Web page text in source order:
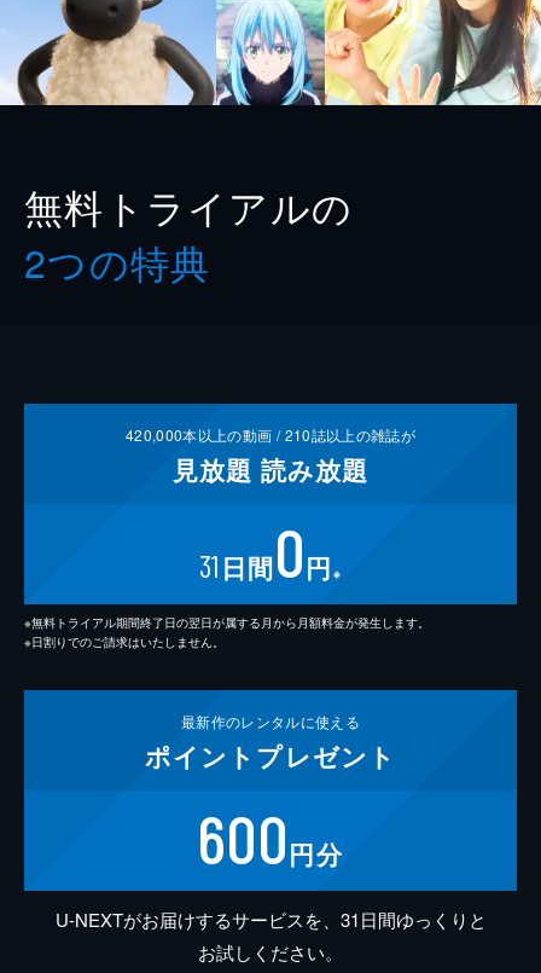
無料トライアルの
2つの特典
420,000本以上の動画 /210誌以上の雑誌が
見放題 読み放題
31 日間0円 ※
※無料トライアル期間終了日の翌日が属する月から月額料金が発生します。
※日割りでのご請求はいたしません。
最新作のレンタルに使える
ポイント プレゼント
600円分
U-NEXTがお届けするサービスを、31日間ゆっくりと
お試しください。